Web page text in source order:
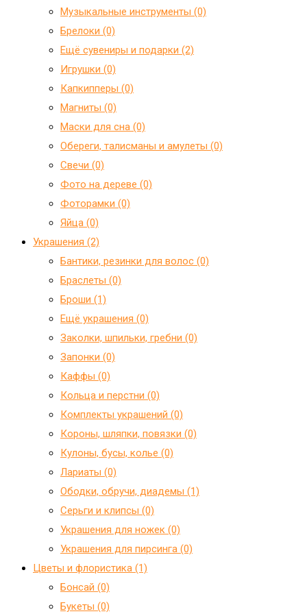
Mузыкальные инструменты (0)
Брелоки (0)
Ещё сувениры и подарки (2)
Игрушки (0)
Капкипперы (0)
Магниты (0)
Маски для сна (0)
Обереги, талисманы и амулеты (0)
Свечи (0)
Фото на дереве (0)
Фоторамки (0)
Яйца (0)
Украшения (2)
Бантики, резинки для волос (0)
Браслеты (0)
Броши (1)
Ещё украшения (0)
Заколки, шпильки, гребни (0)
Запонки (0)
Каффы (0)
Кольца и перстни (0)
Комплекты украшений (0)
Короны, шляпки, повязки (0)
Кулоны, бусы, колье (0)
Лариаты (0)
Ободки, обручи, диадемы (1)
Серьги и клипсы (0)
Украшения для ножек (0)
Украшения для пирсинга (0)
Цветы и флористика (1)
Бонсай (0)
Букеты (0)